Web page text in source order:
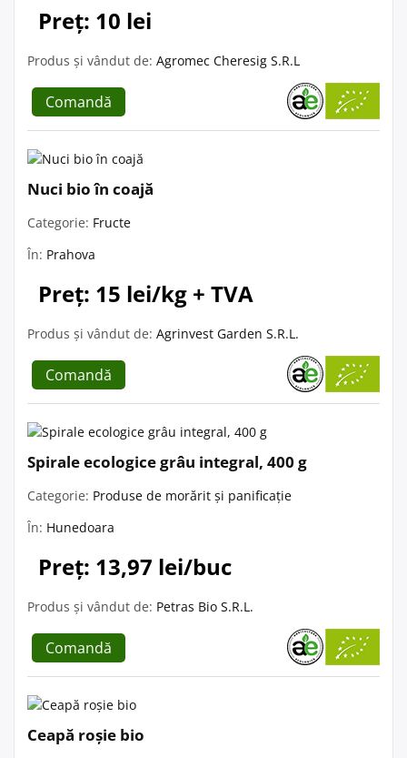
Preț: 10 lei
Produs și vândut de: Agromec Cheresig S.R.L
Comandă
Nuci bio în coajă
Categorie: Fructe
În: Prahova
Preț: 15 lei/kg + TVA
Produs și vândut de: Agrinvest Garden S.R.L.
Comandă
Spirale ecologice grâu integral, 400 g
Categorie: Produse de morărit și panificație
În: Hunedoara
Preț: 13,97 lei/buc
Produs și vândut de: Petras Bio S.R.L.
Comandă
Ceapă roșie bio